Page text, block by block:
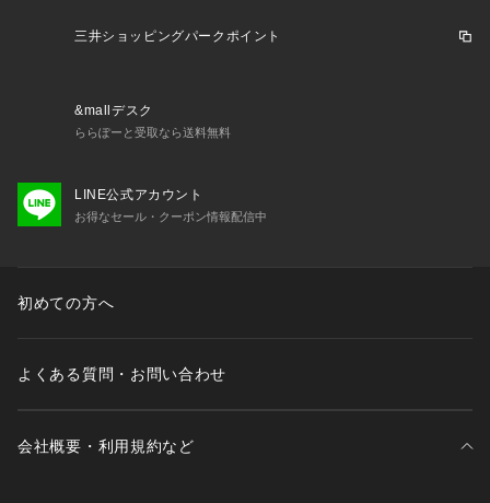
三井ショッピングパークポイント
&mallデスク
ららぽーと受取なら送料無料
LINE公式アカウント
お得なセール・クーポン情報配信中
初めての方へ
よくある質問・お問い合わせ
会社概要・利用規約など